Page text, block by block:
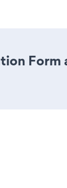
Form